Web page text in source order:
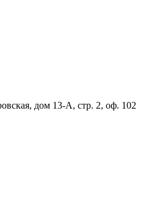
дом 13-А, стр. 2, оф. 102